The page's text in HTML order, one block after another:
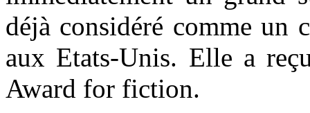
déjà considéré comme un
aux Etats-Unis. Elle a
Award for fiction.